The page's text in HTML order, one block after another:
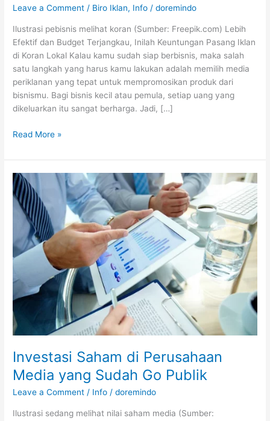
Leave a Comment / Biro Iklan, Info /doremindo
Ilustrasi pebisnis melihat koran (Sumber: Freepik.com) Lebih
Efektif dan Budget Terjangkau, Inilah Keuntungan Pasang Iklan
di Koran Lokal Kalau kamu sudah siap berbisnis, maka salah
satu langkah yang harus kamu lakukan adalah memilih media
periklanan yang tepat untuk mempromosikan produk dari
bisnismu. Bagi bisnis kecil atau pemula, setiap uang yang
dikeluarkan itu sangat berharga. Jadi, […]
Read More »
Investasi Saham di Perusahaan
Media yang Sudah Go Publik
Leave a Comment / Info /doremindo
Ilustrasi sedang melihat nilai saham media (Sumber:
Investasi
Saham
di
Perusahaan
Media
yang
Sudah
Go
Publik